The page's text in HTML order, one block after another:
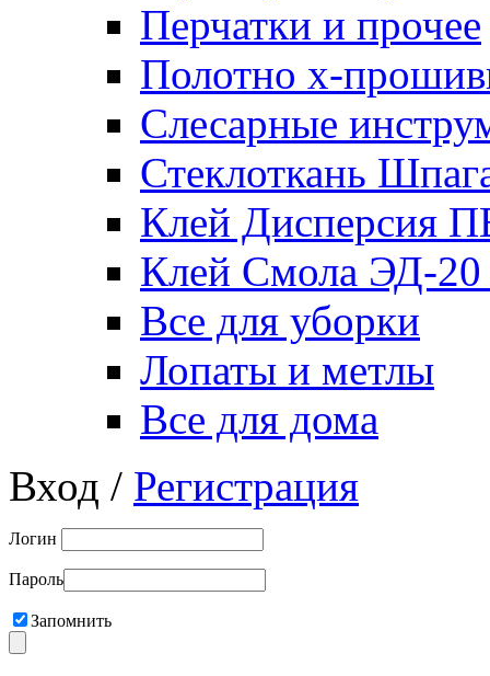
Перчатки и прочее
Полотно х-
Слесарные
Стеклоткань
Клей Дисперсия
Клей Смола ЭД-20
Все для уборки
Лопаты и метлы
Все для дома
Вход / Регистрация
Логин
Пароль
Запомнить